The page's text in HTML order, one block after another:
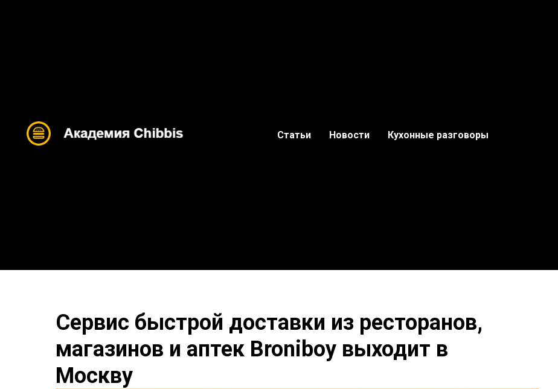
Статьи Новости Кухонные разговоры
Сервис быстрой доставки из ресторанов,
магазинов и аптек Broniboy выходит в
Москву